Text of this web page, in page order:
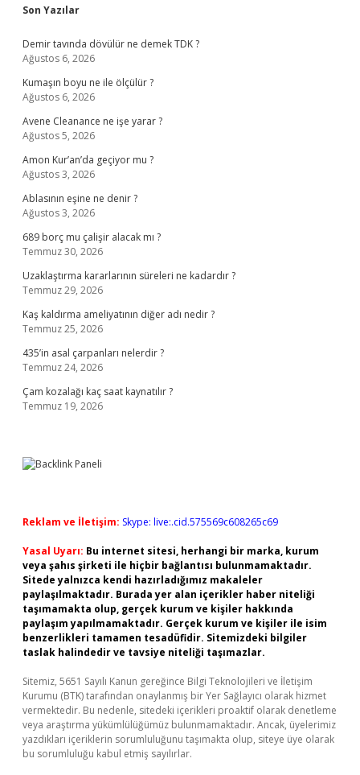
Sidebar
Son Yazılar
Demir tavında dövülür ne demek TDK ?
Ağustos 6, 2026
Kumaşın boyu ne ile ölçülür ?
Ağustos 6, 2026
Avene Cleanance ne işe yarar ?
Ağustos 5, 2026
Amon Kur’an’da geçiyor mu ?
Ağustos 3, 2026
Ablasının eşine ne denir ?
Ağustos 3, 2026
689 borç mu çalişir alacak mı ?
Temmuz 30, 2026
Uzaklaştırma kararlarının süreleri ne kadardır ?
Temmuz 29, 2026
Kaş kaldırma ameliyatının diğer adı nedir ?
Temmuz 25, 2026
435’in asal çarpanları nelerdir ?
Temmuz 24, 2026
Çam kozalağı kaç saat kaynatılır ?
Temmuz 19, 2026
Reklam ve İletişim: Skype: live:.cid.575569c608265c69
Yasal Uyarı: Bu internet sitesi, herhangi bir marka, kurum
veya şahıs şirketi ile hiçbir bağlantısı bulunmamaktadır.
Sitede yalnızca kendi hazırladığımız makaleler
paylaşılmaktadır. Burada yer alan içerikler haber niteliği
taşımamakta olup, gerçek kurum ve kişiler hakkında
paylaşım yapılmamaktadır. Gerçek kurum ve kişiler ile isim
benzerlikleri tamamen tesadüfidir. Sitemizdeki bilgiler
taslak halindedir ve tavsiye niteliği taşımazlar.
Sitemiz, 5651 Sayılı Kanun gereğince Bilgi Teknolojileri ve İletişim
Kurumu (BTK) tarafından onaylanmış bir Yer Sağlayıcı olarak hizmet
vermektedir. Bu nedenle, sitedeki içerikleri proaktif olarak denetleme
veya araştırma yükümlülüğümüz bulunmamaktadır. Ancak, üyelerimiz
yazdıkları içeriklerin sorumluluğunu taşımakta olup, siteye üye olarak
bu sorumluluğu kabul etmiş sayılırlar.